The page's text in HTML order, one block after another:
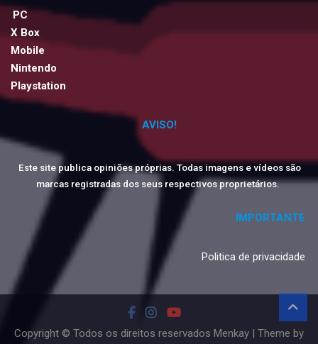
PC
X Box
Mobile
Nintendo
Playstation
AVISO!
Este site publica opiniões próprias. Todas imagens e vídeos são
marcas registradas dos seus respectivos proprietários.
IMPORTANTE
Politica de privacidade
Copyright © Todos os direitos reservados Menkay | Theme by